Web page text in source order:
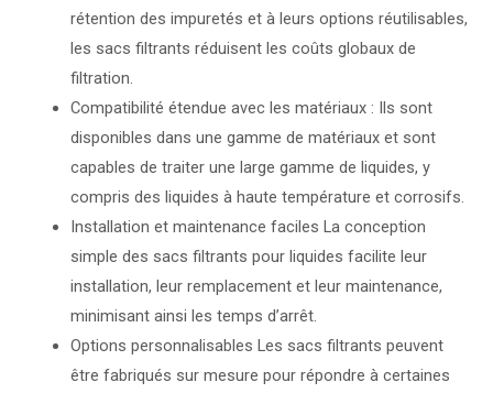
rétention des impuretés et à leurs options réutilisables,
les sacs filtrants réduisent les coûts globaux de
filtration.
Compatibilité étendue avec les matériaux : Ils sont
disponibles dans une gamme de matériaux et sont
capables de traiter une large gamme de liquides, y
compris des liquides à haute température et corrosifs.
Installation et maintenance faciles La conception
simple des sacs filtrants pour liquides facilite leur
installation, leur remplacement et leur maintenance,
minimisant ainsi les temps d’arrêt.
Options personnalisables Les sacs filtrants peuvent
être fabriqués sur mesure pour répondre à certaines